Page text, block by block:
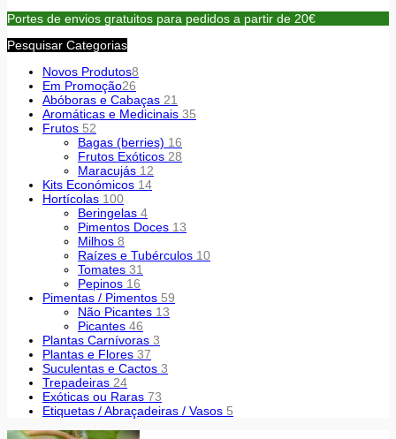
Portes de envios gratuitos para pedidos a partir de 20€
Pesquisar Categorias
Novos Produtos8
Em Promoção26
Abóboras e Cabaças 21
Aromáticas e Medicinais 35
Frutos 52
Bagas (berries) 16
Frutos Exóticos 28
Maracujás 12
Kits Económicos 14
Hortícolas 100
Beringelas 4
Pimentos Doces 13
Milhos 8
Raízes e Tubérculos 10
Tomates 31
Pepinos 16
Pimentas / Pimentos 59
Não Picantes 13
Picantes 46
Plantas Carnívoras 3
Plantas e Flores 37
Suculentas e Cactos 3
Trepadeiras 24
Exóticas ou Raras 73
Etiquetas / Abraçadeiras / Vasos 5